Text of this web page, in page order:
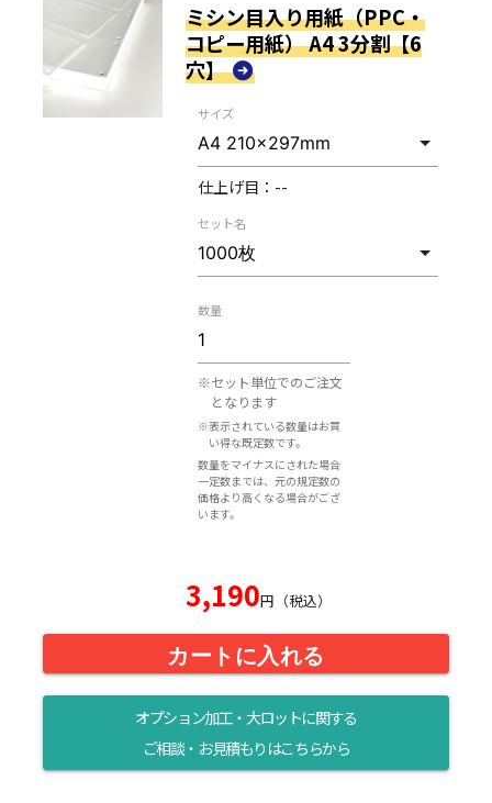
ミシン目入り用紙（PPC・
コピー用紙） A4 3分割【6
穴】
サイズ
仕上げ目： --
セット名
数量
※セット単位でのご注文
となります
※表示されている数量はお買
い得な既定数です。
数量をマイナスにされた場合
一定数までは、元の規定数の
価格より高くなる場合がござ
います。
3,190円（税込）
カートに入れる
オプション加工・大ロットに関する
ご相談・お見積もりはこちらから